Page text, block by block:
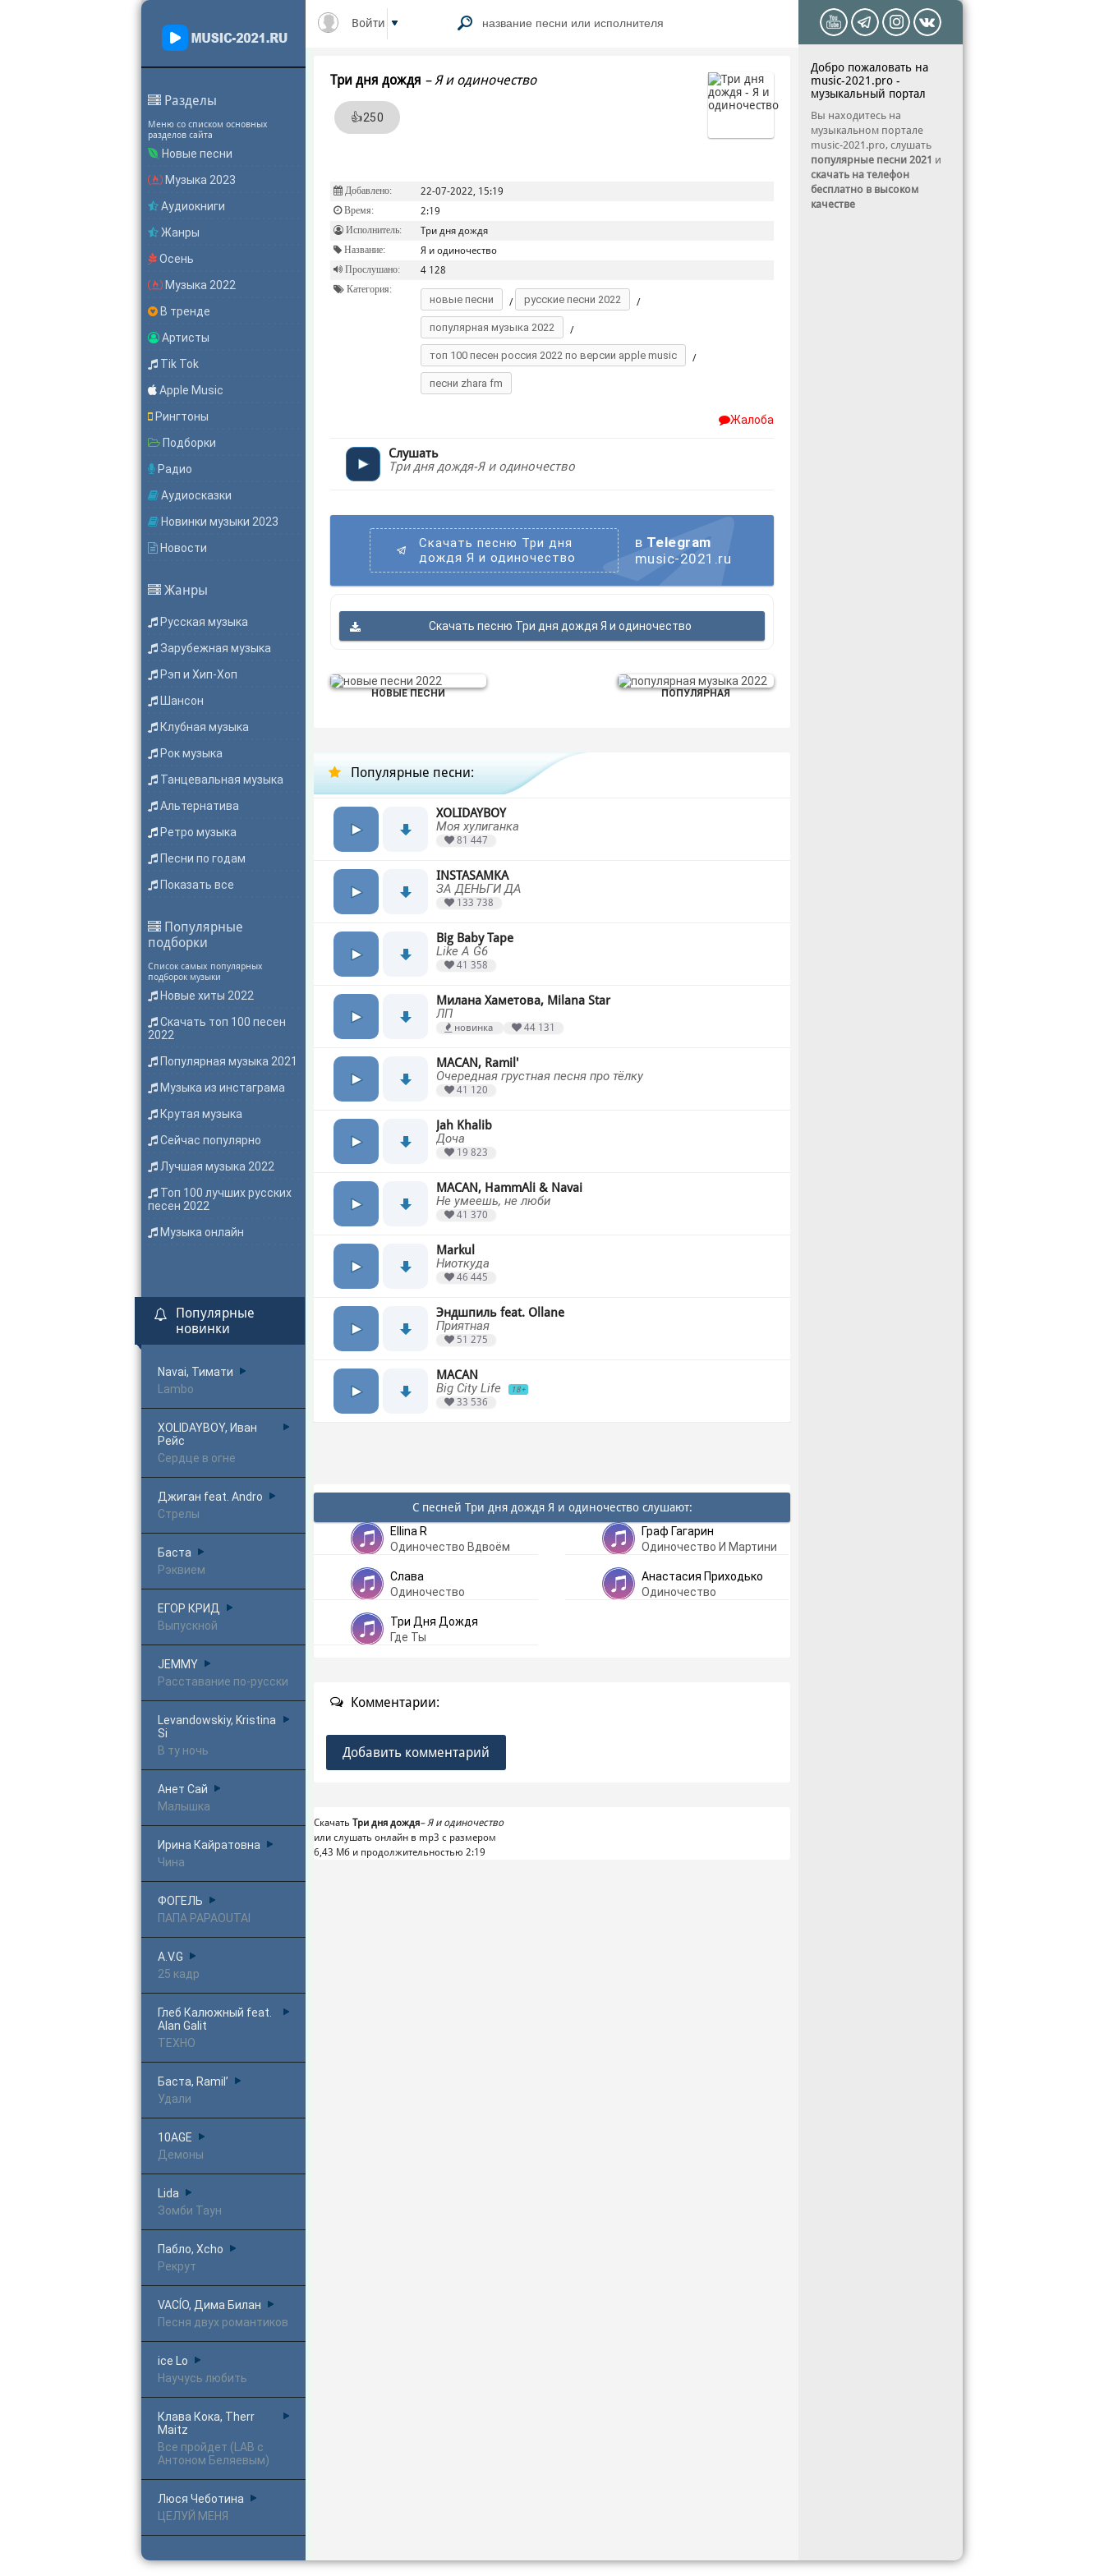
Разделы
Меню со списком основных
разделов сайта
Новые песни
Музыка 2023
Аудиокниги
Жанры
Осень
Музыка 2022
В тренде
Артисты
Tik Tok
Apple Music
Рингтоны
Подборки
Радио
Аудиосказки
Новинки музыки 2023
Новости
Жанры
Русская музыка
Зарубежная музыка
Рэп и Хип-Хоп
Шансон
Клубная музыка
Рок музыка
Танцевальная музыка
Альтернатива
Ретро музыка
Песни по годам
Показать все
Популярные
подборки
Список самых популярных
подборок музыки
Новые хиты 2022
Скачать топ 100 песен
2022
Популярная музыка 2021
Музыка из инстаграма
Крутая музыка
Сейчас популярно
Лучшая музыка 2022
Топ 100 лучших русских
песен 2022
Музыка онлайн
Популярные
новинки
Navai, Тимати
Lambo
XOLIDAYBOY, Иван
Рейс
Сердце в огне
Джиган feat. Andro
Стрелы
Баста
Рэквием
ЕГОР КРИД
Выпускной
JEMMY
Расставание по-русски
Levandowskiy, Kristina
Si
В ту ночь
Анет Сай
Малышка
Ирина Кайратовна
Чина
ФОГЕЛЬ
ПАПА PAPAOUTAI
A.V.G
25 кадр
Глеб Калюжный feat.
Alan Galit
ТЕХНО
Баста, Ramil’
Удали
10AGE
Демоны
Lida
Зомби Таун
Пабло, Xcho
Рекрут
VACÍO, Дима Билан
Песня двух романтиков
ice Lo
Научусь любить
Клава Кока, Therr
Maitz
Все пройдет (LAB с
Антоном Беляевым)
Люся Чеботина
ЦЕЛУЙ МЕНЯ
Войти
Три дня дождя – Я и одиночество
👍250
Добавлено: 22-07-2022, 15:19
Время: 2:19
Исполнитель: Три дня дождя
Название: Я и одиночество
Прослушано: 4 128
Категория:
новые песни / русские песни 2022 /
популярная музыка 2022 /
топ 100 песен россия 2022 по версии apple music /
песни zhara fm
Жалоба
Слушать
Три дня дождя-Я и одиночество
Скачать песню Три дня
дождя Я и одиночество
в Telegram
music-2021.ru
Скачать песню Три дня дождя Я и одиночество
НОВЫЕ ПЕСНИ ПОПУЛЯРНАЯ
Популярные песни:
XOLIDAYBOY
Моя хулиганка
81 447
INSTASAMKA
ЗА ДЕНЬГИ ДА
133 738
Big Baby Tape
Like A G6
41 358
Милана Хаметова, Milana Star
ЛП
новинка 44 131
MACAN, Ramil'
Очередная грустная песня про тёлку
41 120
Jah Khalib
Доча
19 823
MACAN, HammAli & Navai
Не умеешь, не люби
41 370
Markul
Ниоткуда
46 445
Эндшпиль feat. Ollane
Приятная
51 275
MACAN
Big City Life
18+
33 536
С песней Три дня дождя Я и одиночество слушают:
Ellina R
Одиночество Вдвоём
Граф Гагарин
Одиночество И Мартини
Слава
Одиночество
Анастасия Приходько
Одиночество
Три Дня Дождя
Где Ты
Комментарии:
Добавить комментарий
Скачать Три дня дождя– Я и одиночество
или слушать онлайн в mp3 с размером
6,43 Mб и продолжительностью 2:19
Добро пожаловать на
music-2021.pro -
музыкальный портал
Вы находитесь на
музыкальном портале
music-2021.pro, слушать
популярные песни 2021 и
скачать на телефон
бесплатно в высоком
качестве